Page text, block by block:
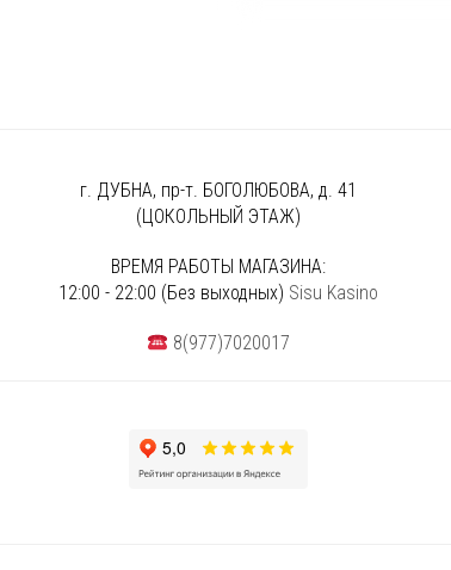
г. ДУБНА, пр-т. БОГОЛЮБОВА, д. 41
(ЦОКОЛЬНЫЙ ЭТАЖ)
ВРЕМЯ РАБОТЫ МАГАЗИНА:
12:00 - 22:00 (Без выходных) Sisu Kasino
8(977)7020017